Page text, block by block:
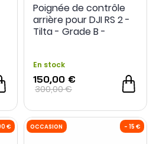
Poignée de contrôle
arrière pour DJI RS 2 -
Tilta - Grade B -
En stock
150,00 €
300,00 €